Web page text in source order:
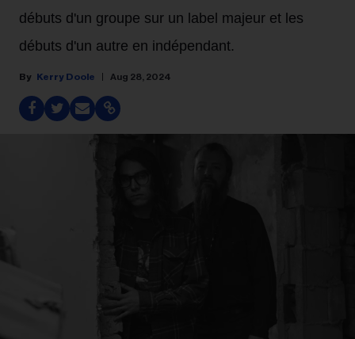
débuts d'un groupe sur un label majeur et les
débuts d'un autre en indépendant.
Kerry Doole Aug 28, 2024